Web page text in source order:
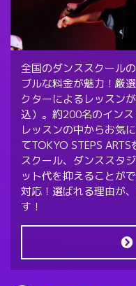
全国のダンススクール
ブルな料金が魅力！厳
クターによるレッスン
込）。約200名のイン
レッスンの中からお気
てTOKYO STEPS
スクール、ダンススタ
ット代を抑えることが
対応！選ばれる理由が
す！